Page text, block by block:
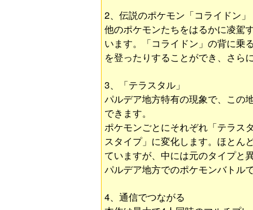
2、伝説のポケモン「コライドン」
他のポケモンたちをはるかに凌駕
います。「コライドン」の背に乗
を登ったりすることができ、さら
3、「テラスタル」
パルデア地方特有の現象で、この
できます。
ポケモンごとにそれぞれ「テラス
スタイプ」に変化します。ほとん
ていますが、中には元のタイプと
パルデア地方でのポケモンバトル
4、通信でつながる